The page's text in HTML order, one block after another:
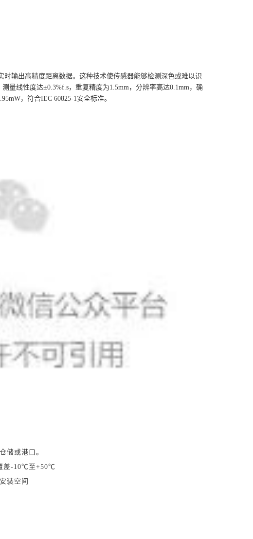
输出高精度距离数据。这种技术使传感器能够检测深色或难以识
量线性度达±0.3%f.s，重复精度为1.5mm，分辨率高达0.1mm，确
，符合IEC 60825-1安全标准。
储或港口。
盖-10℃至+50℃
装空间